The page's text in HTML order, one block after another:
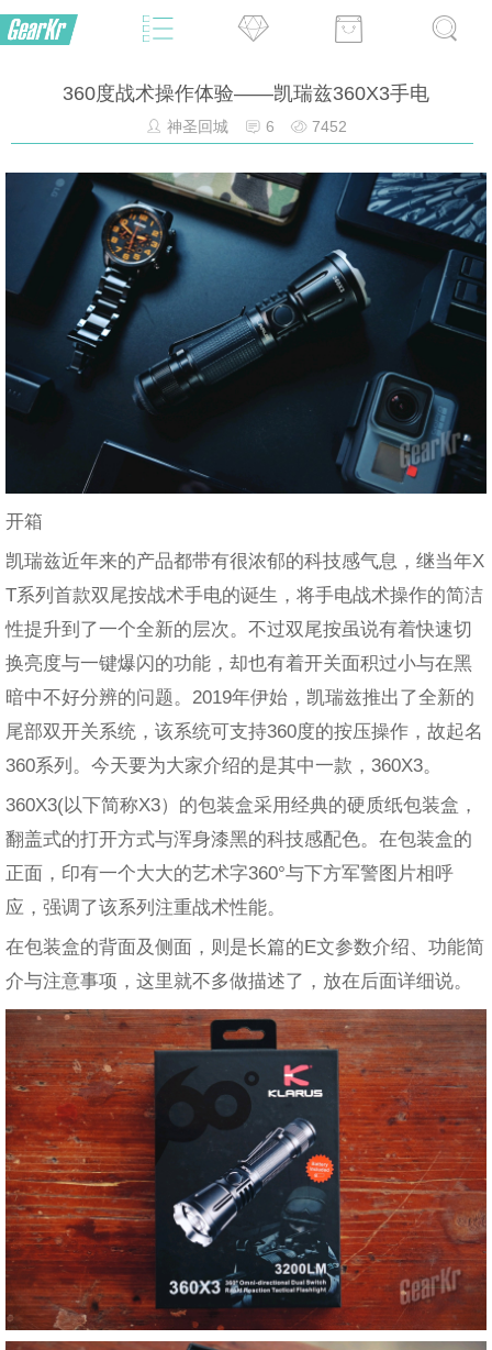
360度战术操作体验——凯瑞兹360X3手电
神圣回城 6 7452
开箱
凯瑞兹近年来的产品都带有很浓郁的科技感气息，继当年X
T系列首款双尾按战术手电的诞生，将手电战术操作的简洁
性提升到了一个全新的层次。不过双尾按虽说有着快速切
换亮度与一键爆闪的功能，却也有着开关面积过小与在黑
暗中不好分辨的问题。2019年伊始，凯瑞兹推出了全新的
尾部双开关系统，该系统可支持360度的按压操作，故起名
360系列。今天要为大家介绍的是其中一款，360X3。
360X3(以下简称X3）的包装盒采用经典的硬质纸包装盒，
翻盖式的打开方式与浑身漆黑的科技感配色。在包装盒的
正面，印有一个大大的艺术字360°与下方军警图片相呼
应，强调了该系列注重战术性能。
在包装盒的背面及侧面，则是长篇的E文参数介绍、功能简
介与注意事项，这里就不多做描述了，放在后面详细说。